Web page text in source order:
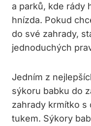
a parků, kde rády
hnízda. Pokud
do své zahrady,
jednoduchých
Jedním z
sýkoru babku do
zahrady krmítko s
tukem. Sýkory